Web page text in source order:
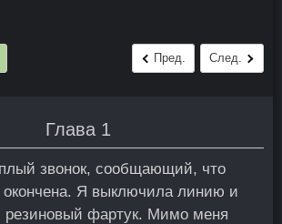
Пред. След.
Глава 1
звонок, сообщающий, что
окончена. Я выключила линию и
резиновый фартук. Мимо меня